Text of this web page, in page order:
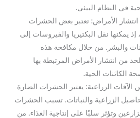
في النظام البيئي.
الأمراض: تعتبر بعض الحشرات
يمكنها نقل البكتيريا والفيروسات إلى
والبشر. من خلال مكافحة هذه
من انتشار الأمراض المرتبطة بها
الكائنات الحية.
الآفات الزراعية: يعتبر الحشرات الضارة
الزراعية والنباتات. تسبب الحشرات
وتؤثر سلبًا على إنتاجية الغذاء. من